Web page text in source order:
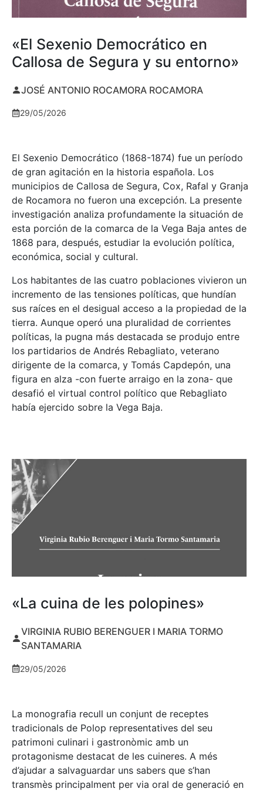
«El Sexenio Democrático en
Callosa de Segura y su entorno»
JOSÉ ANTONIO ROCAMORA ROCAMORA
29/05/2026
El Sexenio Democrático (1868-1874) fue un período
de gran agitación en la historia española. Los
municipios de Callosa de Segura, Cox, Rafal y Granja
de Rocamora no fueron una excepción. La presente
investigación analiza profundamente la situación de
esta porción de la comarca de la Vega Baja antes de
1868 para, después, estudiar la evolución política,
económica, social y cultural.
Los habitantes de las cuatro poblaciones vivieron un
incremento de las tensiones políticas, que hundían
sus raíces en el desigual acceso a la propiedad de la
tierra. Aunque operó una pluralidad de corrientes
políticas, la pugna más destacada se produjo entre
los partidarios de Andrés Rebagliato, veterano
dirigente de la comarca, y Tomás Capdepón, una
figura en alza -con fuerte arraigo en la zona- que
desafió el virtual control político que Rebagliato
había ejercido sobre la Vega Baja.
«La cuina de les polopines»
VIRGINIA RUBIO BERENGUER I MARIA TORMO
SANTAMARIA
29/05/2026
La monografia recull un conjunt de receptes
tradicionals de Polop representatives del seu
patrimoni culinari i gastronòmic amb un
protagonisme destacat de les cuineres. A més
d’ajudar a salvaguardar uns sabers que s’han
transmès principalment per via oral de generació en